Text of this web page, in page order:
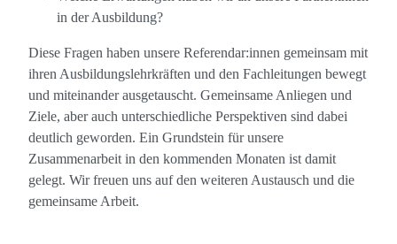
in der Ausbildung?
Diese Fragen haben unsere Referendar:innen gemeinsam mit
ihren Ausbildungslehrkräften und den Fachleitungen bewegt
und miteinander ausgetauscht. Gemeinsame Anliegen und
Ziele, aber auch unterschiedliche Perspektiven sind dabei
deutlich geworden. Ein Grundstein für unsere
Zusammenarbeit in den kommenden Monaten ist damit
gelegt. Wir freuen uns auf den weiteren Austausch und die
gemeinsame Arbeit.